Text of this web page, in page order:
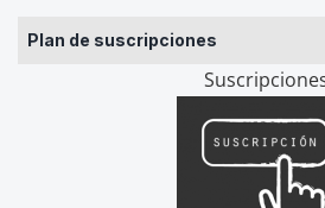
Plan de suscripciones